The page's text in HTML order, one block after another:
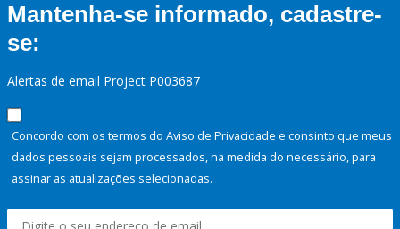
Mantenha-se informado, cadastre-
se:
Alertas de email Project P003687
Concordo com os termos do Aviso de Privacidade e consinto que meus
dados pessoais sejam processados, na medida do necessário, para
assinar as atualizações selecionadas.